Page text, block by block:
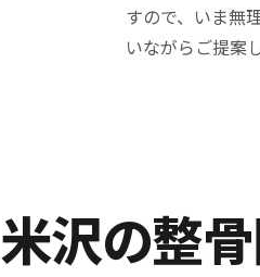
すので、いま無
いながらご提案
米沢の整